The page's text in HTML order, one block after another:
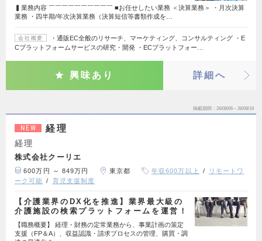
▍業務内容 ￣￣￣￣￣￣￣￣￣￣ ■お任せしたい業務 ＜決算業務＞ ・月次決算
業務 ・四半期/年次決算業務（決算短信等書類作成を…
会社概要
・通販EC全般のリサーチ、マーケティング、コンサルティング ・E
Cプラットフォームサービスの研究・開発 ・ECプラットフォー…
興味あり 詳細へ
掲載期間 26/08/06～26/08/19
NEW 経理
経理
株式会社クーリエ
600万円 ～ 849万円 東京都 年収600万以上
リモートワ
ーク可能
育児支援制度
【介護業界のDX化を推進】業界最大級の
介護施設の検索プラットフォームを運営！
【職務概要】 経理・財務の定常業務から、事業計画の策定
支援（FP＆A）、収益認識・請求プロセスの管理、購買・調